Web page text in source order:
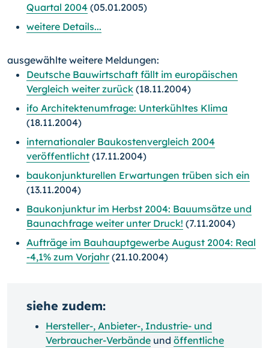
Quartal 2004 (05.01.2005)
weitere Details...
ausgewählte weitere Meldungen:
Deutsche Bauwirtschaft fällt im europäischen
Vergleich weiter zurück (18.11.2004)
ifo Architektenumfrage: Unterkühltes Klima
(18.11.2004)
internationaler Baukostenvergleich 2004
veröffentlicht (17.11.2004)
baukonjunkturellen Erwartungen trüben sich ein
(13.11.2004)
Baukonjunktur im Herbst 2004: Bauumsätze und
Baunachfrage weiter unter Druck! (7.11.2004)
Aufträge im Bauhauptgewerbe August 2004: Real
-4,1% zum Vorjahr(21.10.2004)
siehe zudem:
Hersteller-, Anbieter-, Industrie- und
Verbraucher-Verbände und öffentliche